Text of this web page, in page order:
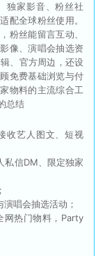
独家影音、粉丝社
配全球粉丝使用。
粉丝能留言互动、
像、演唱会抽选资
、官方周边，还设
免费基础浏览与付
物料的主流综合工
总结
收艺人图文、短视
私信DM、限定独家
唱会抽选活动；
网热门物料，Party